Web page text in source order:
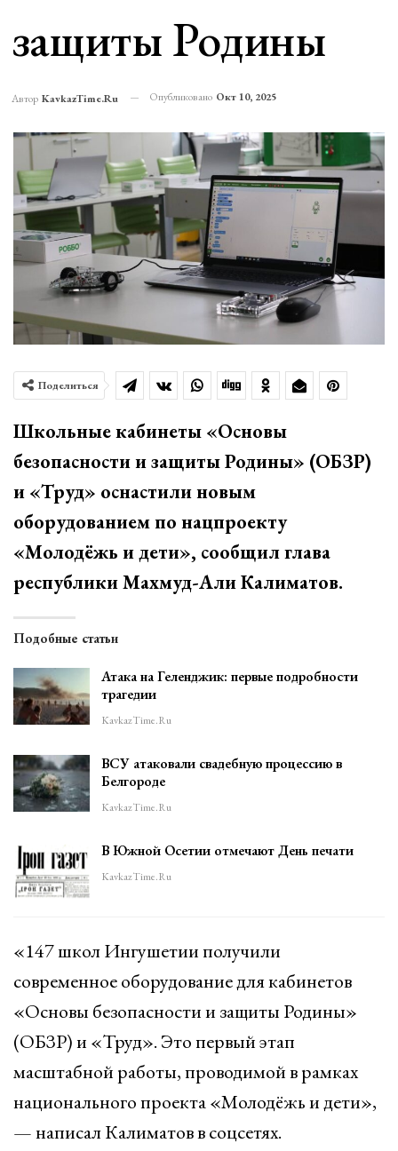
защиты Родины
Автор KavkazTime.ru Опубликовано Окт 10, 2025
Поделиться
Школьные кабинеты «Основы
безопасности и защиты Родины» (ОБЗР)
и «Труд» оснастили новым
оборудованием по нацпроекту
«Молодёжь и дети», сообщил глава
республики Махмуд-Али Калиматов.
Подобные статьи
Атака на Геленджик: первые подробности
трагедии
KavkazTime.ru
ВСУ атаковали свадебную процессию в
Белгороде
KavkazTime.ru
В Южной Осетии отмечают День печати
KavkazTime.ru
«147 школ Ингушетии получили
современное оборудование для кабинетов
«Основы безопасности и защиты Родины»
(ОБЗР) и «Труд». Это первый этап
масштабной работы, проводимой в рамках
национального проекта «Молодёжь и дети»,
— написал Калиматов в соцсетях.